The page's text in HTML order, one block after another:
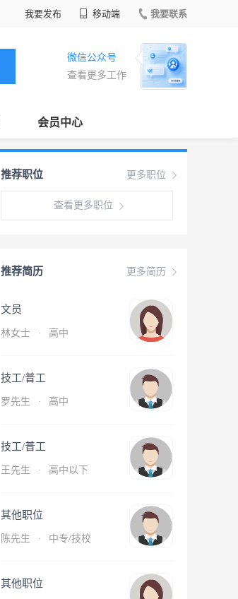
我要发布 移动端 我要联系
微信公众号
查看更多工作
会员中心
更多职位
推荐职位
查看更多职位
更多简历
推荐简历
文员
林女士 · 高中
技工/普工
罗先生 · 高中
技工/普工
王先生 · 高中以下
其他职位
陈先生 · 中专/技校
其他职位